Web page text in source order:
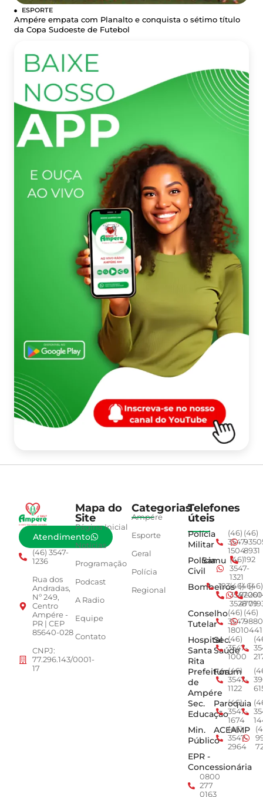
ESPORTE
Ampére empata com Planalto e conquista o sétimo título
da Copa Sudoeste de Futebol
Atendimento
(46) 3547-
1236
Rua dos
Andradas,
Nº 249,
Centro
Ampére -
PR | CEP
85640-028
CNPJ:
77.296.143/0001-
17
Mapa do
Site
Página Inicial
Notícias
Programação
Podcast
A Radio
Equipe
Contato
Categorias
Ampére
Esporte
Geral
Polícia
Regional
Telefones
úteis
Polícia
Militar
(46)
3547-
1504
(46)
8931
Polícia
Civil
Samu (46)
3547-
1321
192
Bombeiros
193(46)
3547-
3528
(46)
4779
(46)
Conselho
Tutelar
(46)
3547-
1801
(46)
0441
Hospital
Santa
Rita
Sec.
Saúde
(46)
3547-
1000
Prefeitura
de
Ampére
Fórum
(46)
3547-
1122
Sec.
Educação
Paroquia
(46)
3547-
1674
Min.
Público
ACEAMP
(46)
3547-
2964
EPR -
Concessionária
0800
277
0163